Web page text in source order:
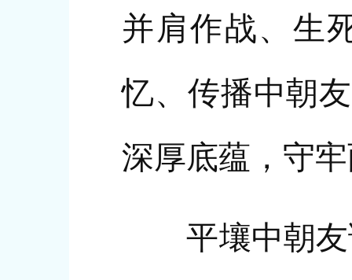
并肩作战、生
忆、传播中朝
深厚底蕴，守
平壤中朝友